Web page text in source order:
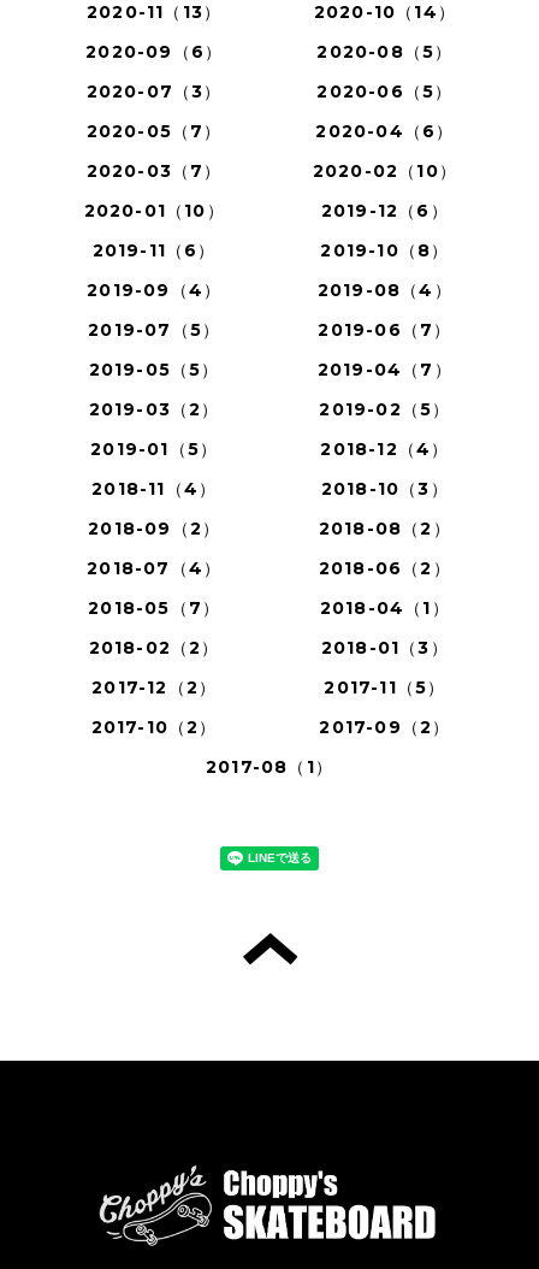
2020-11（13）
2020-10（14）
2020-09（6）
2020-08（5）
2020-07（3）
2020-06（5）
2020-05（7）
2020-04（6）
2020-03（7）
2020-02（10）
2020-01（10）
2019-12（6）
2019-11（6）
2019-10（8）
2019-09（4）
2019-08（4）
2019-07（5）
2019-06（7）
2019-05（5）
2019-04（7）
2019-03（2）
2019-02（5）
2019-01（5）
2018-12（4）
2018-11（4）
2018-10（3）
2018-09（2）
2018-08（2）
2018-07（4）
2018-06（2）
2018-05（7）
2018-04（1）
2018-02（2）
2018-01（3）
2017-12（2）
2017-11（5）
2017-10（2）
2017-09（2）
2017-08（1）